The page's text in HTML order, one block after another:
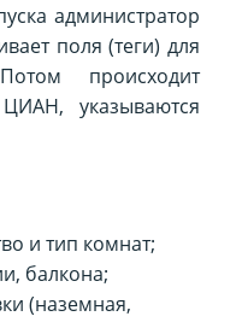
администратор
поля (теги) для
происходит
указываются
и тип комнат;
балкона;
(наземная,